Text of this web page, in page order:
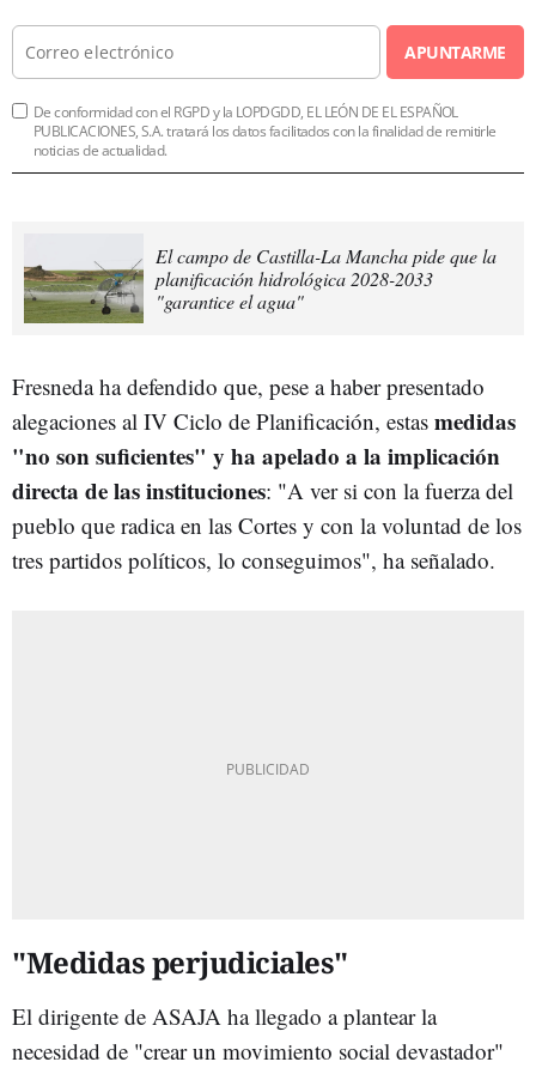
APUNTARME
De conformidad con el RGPD y la LOPDGDD, EL LEÓN DE EL ESPAÑOL
PUBLICACIONES, S.A. tratará los datos facilitados con la finalidad de remitirle
noticias de actualidad.
El campo de Castilla-La Mancha pide que la
planificación hidrológica 2028-2033
"garantice el agua"
Fresneda ha defendido que, pese a haber presentado
alegaciones al IV Ciclo de Planificación, estas medidas
"no son suficientes" y ha apelado a la implicación
directa de las instituciones: "A ver si con la fuerza del
pueblo que radica en las Cortes y con la voluntad de los
tres partidos políticos, lo conseguimos", ha señalado.
"Medidas perjudiciales"
El dirigente de ASAJA ha llegado a plantear la
necesidad de "crear un movimiento social devastador"